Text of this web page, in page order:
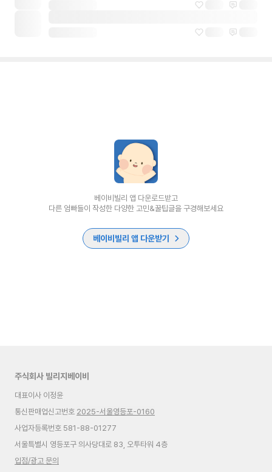
베이비빌리 앱 다운로드받고
다른 엄빠들이 작성한 다양한 고민&꿀팁글을 구경해보세요
베이비빌리 앱 다운받기
주식회사 빌리지베이비
대표이사 이정윤
통신판매업신고번호 2025-서울영등포-0160
사업자등록번호 581-88-01277
서울특별시 영등포구 의사당대로 83, 오투타워 4층
입점/광고 문의